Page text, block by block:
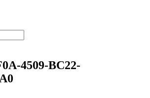
4509-BC22-